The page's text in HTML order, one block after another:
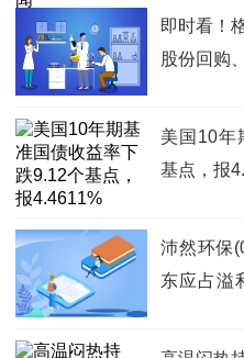
即时看！
股份回购
美国10年
基点，报
沛然环保
东应占溢